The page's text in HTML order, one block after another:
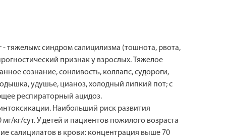
- тяжелым: синдром салицилизма (тошнота, рвота,
признак у взрослых. Тяжелое
сознание, сонливость, коллапс, судороги,
удушье, цианоз, холодный липкий пот; с
респираторный ацидоз.
Наибольший риск развития
кг/сут. У детей и пациентов пожилого возраста
салицилатов в крови: концентрация выше 70